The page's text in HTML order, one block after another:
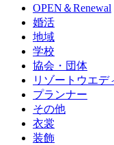
OPEN＆Renewal
婚活
地域
学校
協会・団体
リゾートウエデ
プランナー
その他
衣裳
装飾